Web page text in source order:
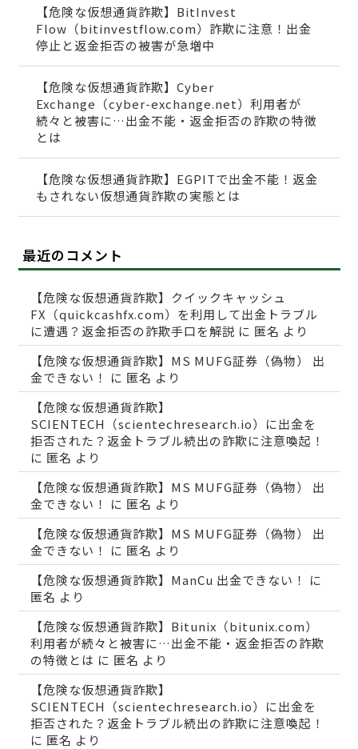
【危険な仮想通貨詐欺】BitInvest
Flow（bitinvestflow.com）詐欺に注意！出金
停止と返金拒否の被害が急増中
【危険な仮想通貨詐欺】Cyber
Exchange（cyber-exchange.net）利用者が
続々と被害に…出金不能・返金拒否の詐欺の特徴
とは
【危険な仮想通貨詐欺】EGPITで出金不能！返金
もされない仮想通貨詐欺の実態とは
最近のコメント
【危険な仮想通貨詐欺】クイックキャッシュ
FX（quickcashfx.com）を利用して出金トラブル
に遭遇？返金拒否の詐欺手口を解説 に 匿名 より
【危険な仮想通貨詐欺】MS MUFG証券（偽物） 出
金できない！
に 匿名 より
【危険な仮想通貨詐欺】
SCIENTECH（scientechresearch.io）に出金を
拒否された？返金トラブル続出の詐欺に注意喚起！
に 匿名 より
【危険な仮想通貨詐欺】MS MUFG証券（偽物） 出
金できない！
に 匿名 より
【危険な仮想通貨詐欺】MS MUFG証券（偽物） 出
金できない！
に 匿名 より
【危険な仮想通貨詐欺】ManCu 出金できない！
に
匿名 より
【危険な仮想通貨詐欺】Bitunix（bitunix.com）
利用者が続々と被害に…出金不能・返金拒否の詐欺
の特徴とは に 匿名 より
【危険な仮想通貨詐欺】
SCIENTECH（scientechresearch.io）に出金を
拒否された？返金トラブル続出の詐欺に注意喚起！
に 匿名 より